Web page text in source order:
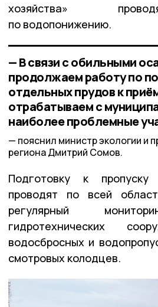
хозяйства»
по водопонижению.
— В связи с обильными
продолжаем работу по
отдельных прудов к
отрабатываем с
наиболее проблемные
пояснил министр экологии и
региона Дмитрий Сомов.
Подготовку к
проводят по всей
регулярный
гидротехнических
водосбросных и
смотровых колодцев.